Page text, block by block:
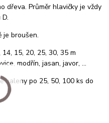
dřeva. Průměr hlavičky je vždy
je broušen.
15, 20, 25, 30, 35 m
modřín, jasan, javor, ...
baleny po 25, 50, 100 ks do